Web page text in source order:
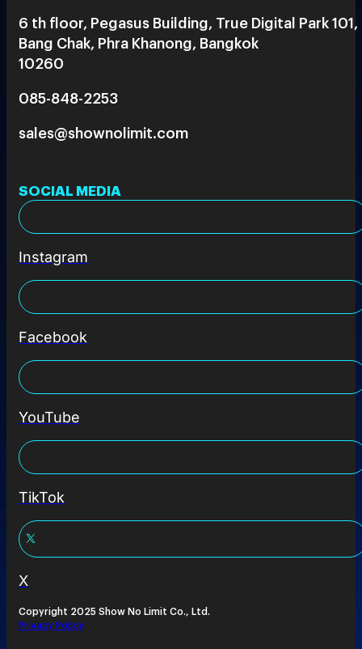
6 th floor, Pegasus Building, True Digital Park 101,
Bang Chak, Phra Khanong, Bangkok
10260
085-848-2253
sales@shownolimit.com
SOCIAL MEDIA
Instagram
Facebook
YouTube
TikTok
X
Copyright 2025 Show No Limit Co., Ltd.
Privacy Policy